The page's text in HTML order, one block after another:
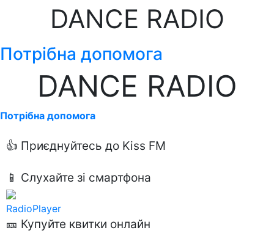
DANCE RADIO
Потрібна допомога
DANCE RADIO
Потрібна допомога
👍 Приєднуйтесь до Kiss FM
📱 Слухайте зі смартфона
RadioPlayer
🎫 Купуйте квитки онлайн